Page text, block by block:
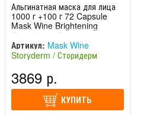
Альгинатная маска для лица
1000 г +100 г 72 Capsule
Mask Wine Brightening
Storyderm / Сторид
Артикул: Mask Wine
Storyderm / Сторидерм
3869 р.
КУПИТЬ